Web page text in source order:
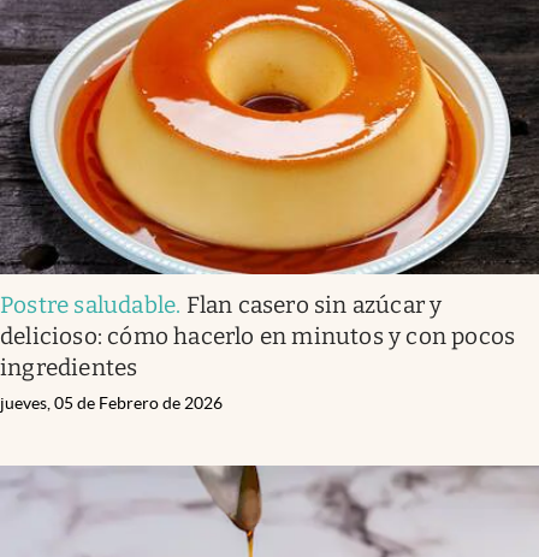
Postre saludable. Flan casero sin azúcar y
delicioso: cómo hacerlo en minutos y con pocos
ingredientes
jueves, 05 de Febrero de 2026